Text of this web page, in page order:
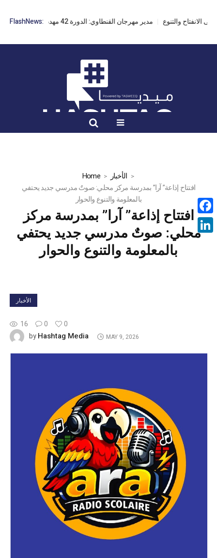
FlashNews: مدير مهرجان القنطاوي: الدورة 42 مهددة بسبب تأخر التراخيص
Home
الأخبار
افتتاح إذاعة” آرا” بمدرسة مركز محلي: صوتٌ مدرسي جديد يحتفي
بالمعلومة والتنوع والحوار
افتتاح إذاعة” آرا” بمدرسة مركز
محلي: صوتٌ مدرسي جديد يحتفي
بالمعلومة والتنوع والحوار
الأخبار
16 0
0
byHashtag Media MAY 9, 2026